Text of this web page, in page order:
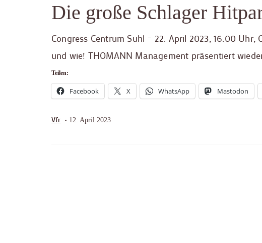
Die große Schlager
Congress Centrum Suhl – 22. April 2023, 16.00
und wie! THOMANN Management präsentiert
Teilen:
Facebook X WhatsApp Mastodon
Vfr 12. April 2023